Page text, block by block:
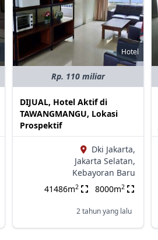
Hotel
Rp. 110 miliar
DIJUAL, Hotel Aktif di
TAWANGMANGU, Lokasi
Prospektif
Dki Jakarta,
Jakarta Selatan,
Kebayoran Baru
41486m2 8000m2
2 tahun yang lalu